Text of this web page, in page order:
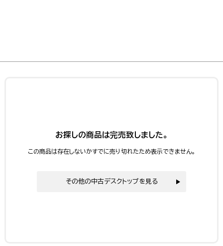
お探しの商品は完売致しました。
この商品は存在しないかすでに売り切れたため表示できません。
その他の中古デスクトップを見る